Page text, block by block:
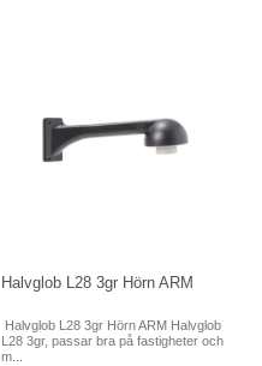
Halvglob L28 3gr Hörn ARM
Halvglob L28 3gr Hörn ARM Halvglob
L28 3gr, passar bra på fastigheter och
m...